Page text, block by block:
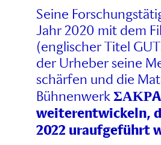
Seine
Jahr 2020 mit dem
(englischer Titel
der Urheber seine
schärfen und die
BühnenwerkΣΑΚΡA
weiterentwickeln,
2022 uraufgeführt